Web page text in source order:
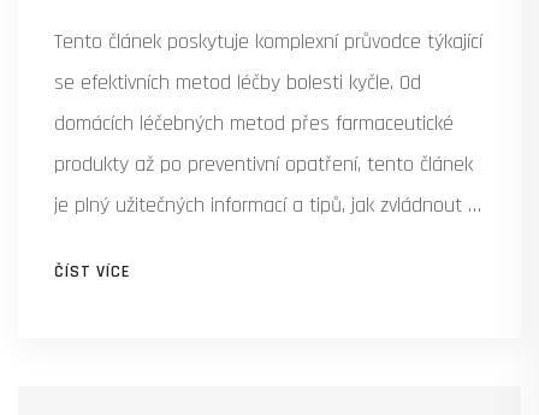
Tento článek poskytuje komplexní průvodce týkající
se efektivních metod léčby bolesti kyčle. Od
domácích léčebných metod přes farmaceutické
produkty až po preventivní opatření, tento článek
je plný užitečných informací a tipů, jak zvládnout a
ČÍST VÍCE